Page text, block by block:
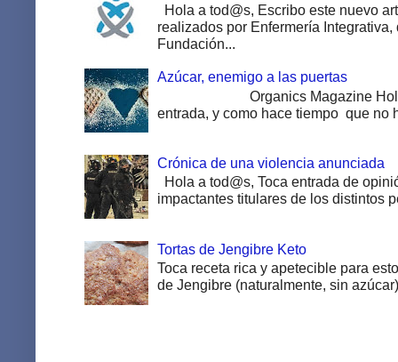
Hola a tod@s, Escribo este nuevo
realizados por Enfermería
Fundación...
Azúcar, enemigo a las puertas
Organics Magazine Hola a
entrada, y como hace tiempo que no
Crónica de una violencia anunciada
Hola a tod@s, Toca entrada de
impactantes titulares de los distintos
Tortas de Jengibre Keto
Toca receta rica y apetecible para
de Jengibre (naturalmente, sin